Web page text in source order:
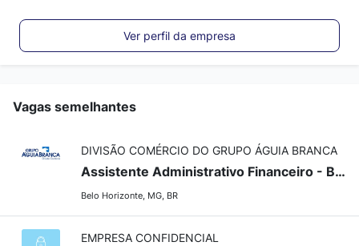
Ver perfil da empresa
Vagas semelhantes
DIVISÃO COMÉRCIO DO GRUPO ÁGUIA BRANCA
Assistente Administrativo Financeiro - Belo Horizonte/MG
Belo Horizonte, MG, BR
EMPRESA CONFIDENCIAL